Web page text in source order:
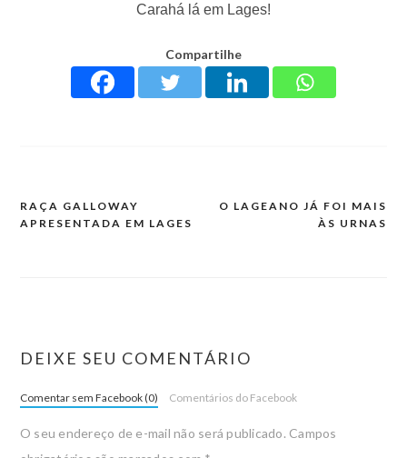
Carahá lá em Lages!
Compartilhe
RAÇA GALLOWAY
APRESENTADA EM LAGES
O LAGEANO JÁ FOI MAIS
ÀS URNAS
DEIXE SEU COMENTÁRIO
Comentar sem Facebook (0) Comentários do Facebook
O seu endereço de e-mail não será publicado. Campos